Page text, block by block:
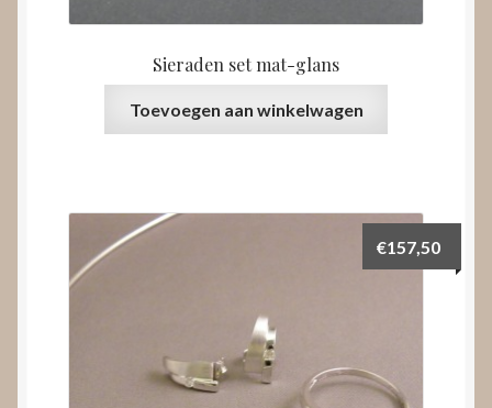
Sieraden set mat-glans
Toevoegen aan winkelwagen
€157,50